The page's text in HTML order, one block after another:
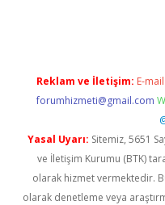
Reklam ve İletişim: E-mail:
forumhizmeti@gmail.com
Yasal Uyarı: Sitemiz, 5651
ve İletişim Kurumu (BTK)
olarak hizmet vermektedir.
olarak denetleme veya